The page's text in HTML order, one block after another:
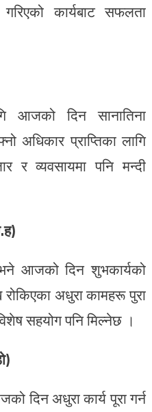
कार्यबाट सफलता
आजको दिन सानातिना
अधिकार प्राप्तिका लागि
र व्यवसायमा पनि मन्दी
आजको दिन शुभकार्यको
अधुरा कामहरू पुरा
सहयोग पनि मिल्नेछ ।
दिन अधुरा कार्य पूरा गर्न